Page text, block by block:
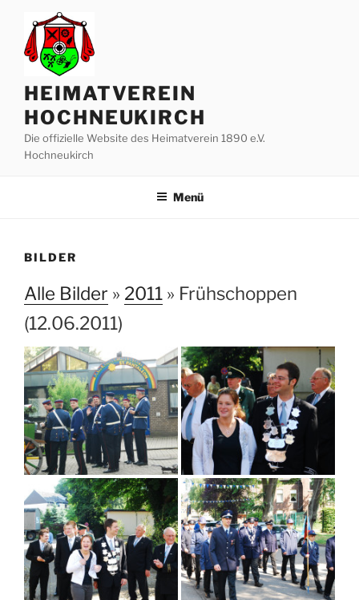
springen
HEIMATVEREIN
HOCHNEUKIRCH
Die offizielle Website des Heimatverein 1890 e.V.
Hochneukirch
Menü
BILDER
Alle Bilder » 2011 » Frühschoppen
(12.06.2011)